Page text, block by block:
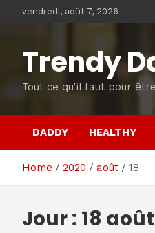
vendredi, août 7, 2026
Trendy
Tout ce qu'il faut pour
DADDY HEALTHY
Home 2020 août 18
Jour : 18